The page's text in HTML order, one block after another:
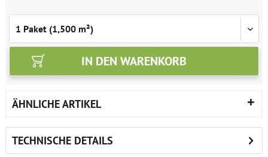
IN DEN WARENKORB
ÄHNLICHE ARTIKEL
TECHNISCHE DETAILS